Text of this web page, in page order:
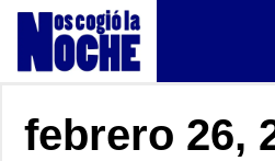
febrero 26,